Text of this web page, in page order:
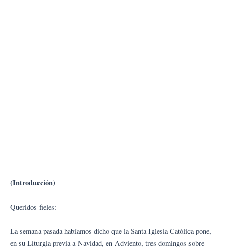
(Introducción)
Queridos fieles:
La semana pasada habíamos dicho que la Santa Iglesia Católica pone,
en su Liturgia previa a Navidad, en Adviento, tres domingos sobre